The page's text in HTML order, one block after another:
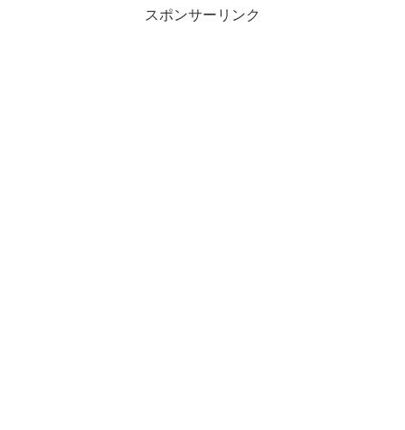
スポンサーリンク